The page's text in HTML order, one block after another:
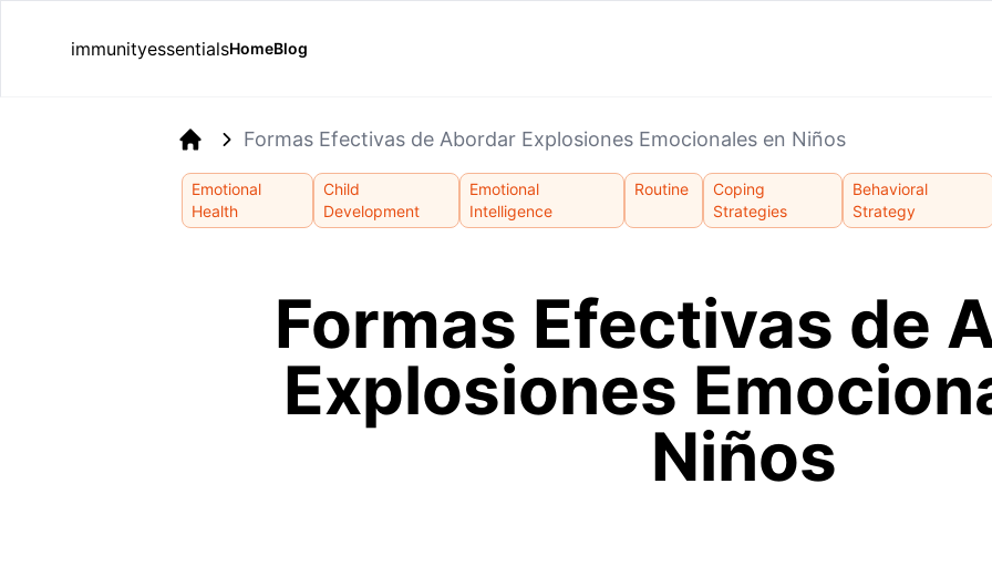
immunityessentialsHomeBlog
Formas Efectivas de Abordar Explosiones Emocionales en Niños
Emotional
Health
Child
Development
Emotional
Intelligence
Routine
Coping
Strategies
Behavioral
Strategy
Formas Efectivas de
Explosiones
Niños